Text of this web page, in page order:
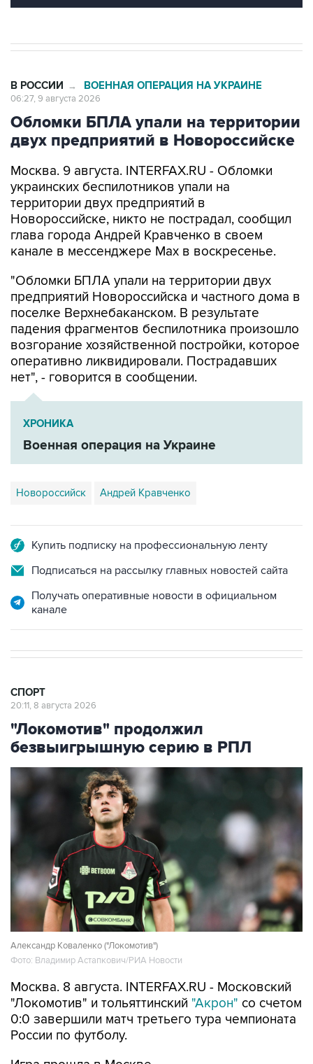
В РОССИИ → ВОЕННАЯ ОПЕРАЦИЯ НА УКРАИНЕ
06:27, 9 августа 2026
Обломки БПЛА упали на территории
двух предприятий в Новороссийске
Москва. 9 августа. INTERFAX.RU - Обломки
украинских беспилотников упали на
территории двух предприятий в
Новороссийске, никто не пострадал, сообщил
глава города Андрей Кравченко в своем
канале в мессенджере Max в воскресенье.
"Обломки БПЛА упали на территории двух
предприятий Новороссийска и частного дома в
поселке Верхнебаканском. В результате
падения фрагментов беспилотника произошло
возгорание хозяйственной постройки, которое
оперативно ликвидировали. Пострадавших
нет", - говорится в сообщении.
ХРОНИКА
Военная операция на Украине
Новороссийск Андрей Кравченко
Купить подписку на профессиональную ленту
Подписаться на рассылку главных новостей сайта
Получать оперативные новости в официальном
канале
СПОРТ
20:11, 8 августа 2026
"Локомотив" продолжил
безвыигрышную серию в РПЛ
Александр Коваленко ("Локомотив")
Фото: Владимир Астапкович/РИА Новости
Москва. 8 августа. INTERFAX.RU - Московский
"Локомотив" и тольяттинский "Акрон" со счетом
0:0 завершили матч третьего тура чемпионата
России по футболу.